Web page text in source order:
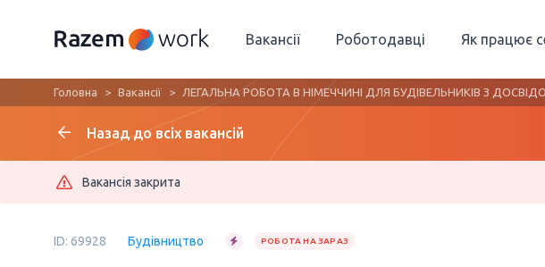
Вакансії Роботодавці Як працює
Головна Вакансії ЛЕГАЛЬНА РОБОТА В НІМЕЧЧИНІ ДЛЯ БУДІВЕЛЬНИКІВ З
Назад до всіх вакансій
Вакансія закрита
ID: 69928 Будівництво РОБОТА НА ЗАРАЗ